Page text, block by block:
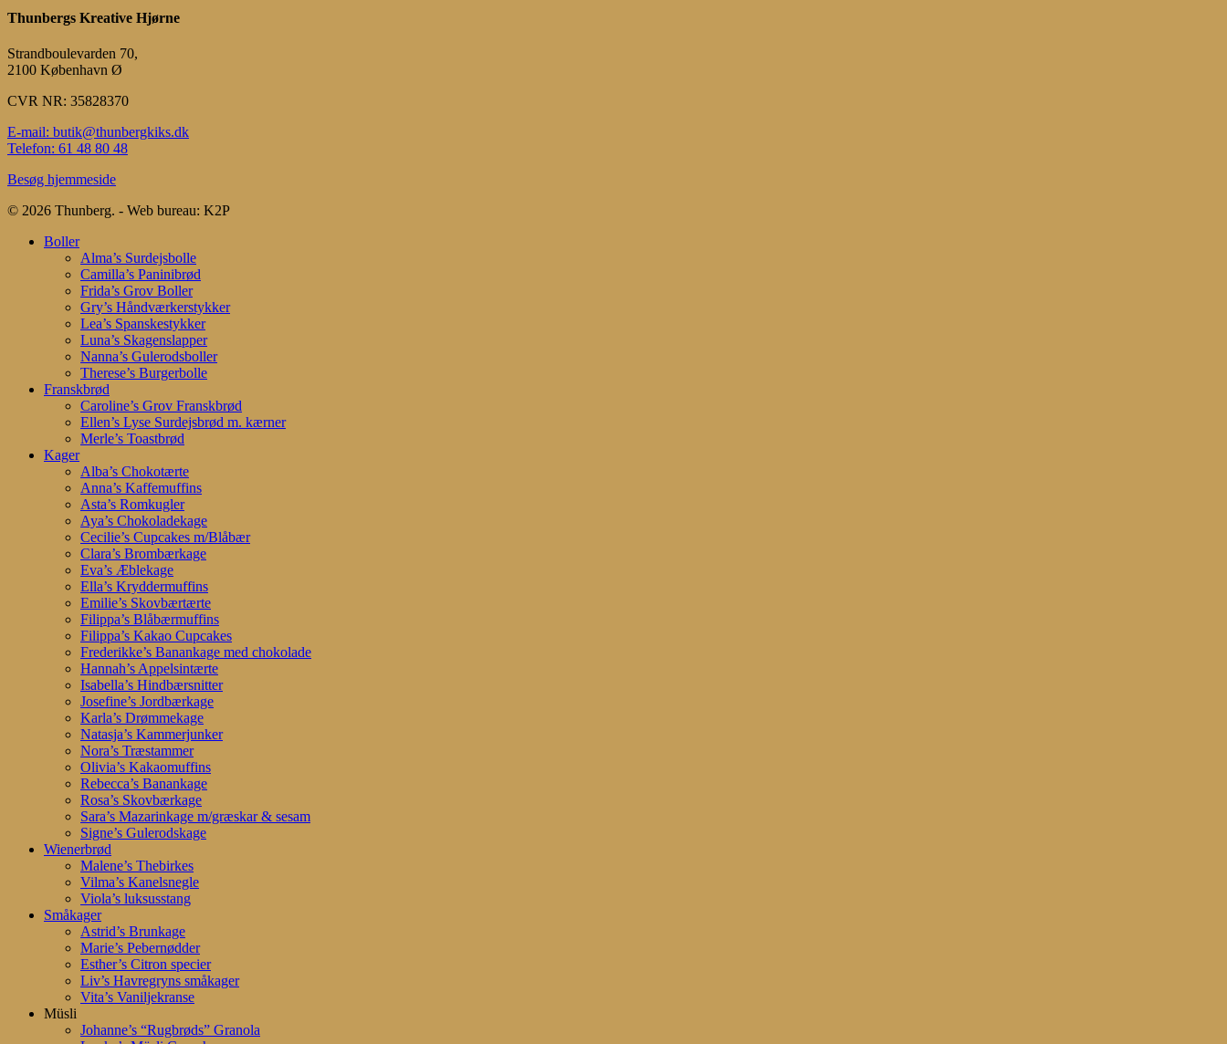
Thunbergs Kreative Hjørne
Strandboulevarden 70,
2100 København Ø
CVR NR: 35828370
E-mail: butik@thunbergkiks.dk
Telefon: 61 48 80 48
Besøg hjemmeside
© 2026 Thunberg. - Web bureau: K2P
Close
Boller
Alma’s Surdejsbolle
Camilla’s Paninibrød
Frida’s Grov Boller
Gry’s Håndværkerstykker
Lea’s Spanskestykker
Luna’s Skagenslapper
Nanna’s Gulerodsboller
Therese’s Burgerbolle
Franskbrød
Caroline’s Grov Franskbrød
Ellen’s Lyse Surdejsbrød m. kærner
Merle’s Toastbrød
Kager
Alba’s Chokotærte
Anna’s Kaffemuffins
Asta’s Romkugler
Aya’s Chokoladekage
Cecilie’s Cupcakes m/Blåbær
Clara’s Brombærkage
Eva’s Æblekage
Ella’s Kryddermuffins
Emilie’s Skovbærtærte
Filippa’s Blåbærmuffins
Filippa’s Kakao Cupcakes
Frederikke’s Banankage med chokolade
Hannah’s Appelsintærte
Isabella’s Hindbærsnitter
Josefine’s Jordbærkage
Karla’s Drømmekage
Natasja’s Kammerjunker
Nora’s Træstammer
Olivia’s Kakaomuffins
Rebecca’s Banankage
Rosa’s Skovbærkage
Sara’s Mazarinkage m/græskar & sesam
Signe’s Gulerodskage
Wienerbrød
Malene’s Thebirkes
Vilma’s Kanelsnegle
Viola’s luksusstang
Småkager
Astrid’s Brunkage
Marie’s Pebernødder
Esther’s Citron specier
Liv’s Havregryns småkager
Vita’s Vaniljekranse
Müsli
Johanne’s “Rugbrøds” Granola